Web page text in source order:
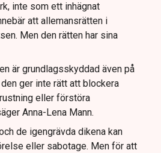
inte som ett inhägnat
att allemansrätten i
Men den rätten har sina
är grundlagsskyddad även på
ger inte rätt att blockera
eller förstöra
Anna-Lena Mann.
de igengrävda dikena kan
eller sabotage. Men för att